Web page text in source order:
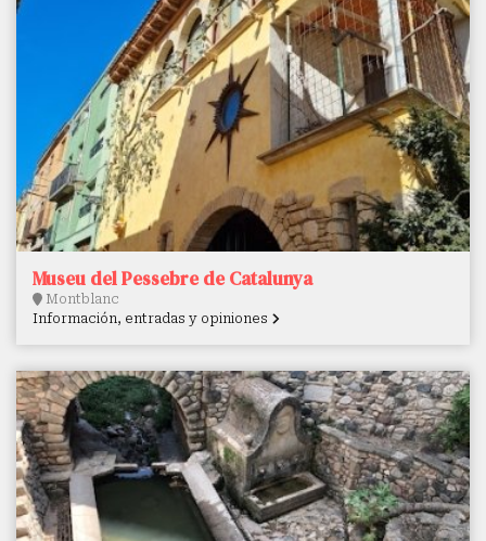
Museu del Pessebre de Catalunya
Montblanc
Información, entradas y opiniones